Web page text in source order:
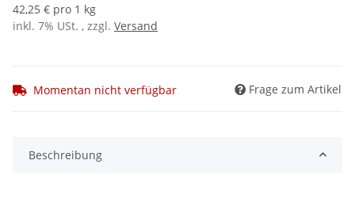
42,25 € pro 1 kg
inkl. 7% USt. , zzgl. Versand
Momentan nicht verfügbar Frage zum Artikel
Beschreibung